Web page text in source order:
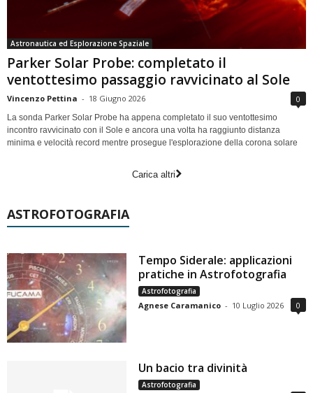
Astronautica ed Esplorazione Spaziale
Parker Solar Probe: completato il
ventottesimo passaggio ravvicinato al Sole
Vincenzo Pettina - 18 Giugno 2026 0
La sonda Parker Solar Probe ha appena completato il suo ventottesimo
incontro ravvicinato con il Sole e ancora una volta ha raggiunto distanza
minima e velocità record mentre prosegue l'esplorazione della corona solare
Carica altri
ASTROFOTOGRAFIA
Tempo Siderale: applicazioni
pratiche in Astrofotografia
Astrofotografia
Agnese Caramanico - 10 Luglio 2026 0
Un bacio tra divinità
Astrofotografia